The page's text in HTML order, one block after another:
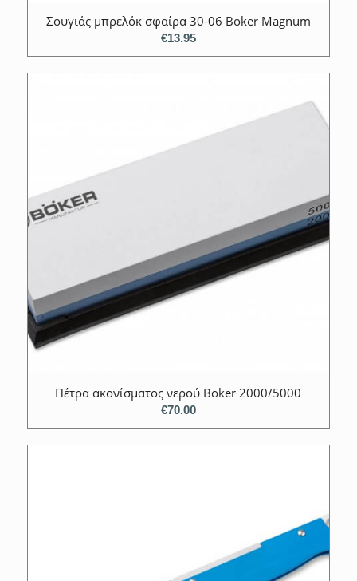
Σουγιάς μπρελόκ σφαίρα 30-06 Boker Magnum
€13.95
Πέτρα ακονίσματος νερού Boker 2000/5000
€70.00